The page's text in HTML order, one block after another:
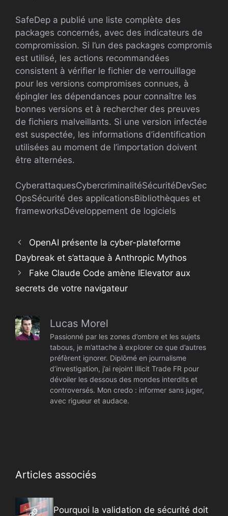
SafeDep a publié une liste complète des
packages concernés, avec des indicateurs de
compromission. Si l’un des packages compromis
est utilisé, les actions recommandées
consistent à vérifier le fichier de verrouillage
pour les versions compromises connues, à
épingler les dépendances pour connaître les
bonnes versions et à rechercher des preuves
de fichiers malveillants. Si une version infectée
est suspectée, les informations d’identification
utilisées au moment de l’importation doivent
être alternées.
CyberattaquesCybercriminalitéSécuritéDevSec
OpsSécurité des applicationsBibliothèques et
frameworksDéveloppement de logiciels
OpenAI présente la cyber-plateforme
Daybreak et s’attaque à Anthropic Mythos
Fake Claude Code amène IElevator aux
secrets de votre navigateur
Lucas Morel
Passionné par les zones d’ombre et les sujets
tabous, je m’attache à explorer ce que d’autres
préfèrent ignorer. Diplômé en journalisme
d’investigation, j’ai rejoint Illicit Trade FR pour
dévoiler les dessous des mondes interdits et
controversés. Mon credo : informer sans juger,
avec rigueur et audace.
Articles associés
Pourquoi la validation de sécurité doit